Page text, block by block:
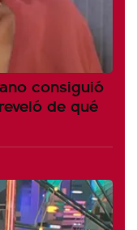
consiguió
de qué